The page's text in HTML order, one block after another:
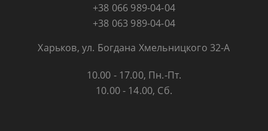
+38 066 989-04-04
+38 063 989-04-04
Харьков, ул. Богдана Хмельницкого 32-А
10.00 - 17.00, Пн.-Пт.
10.00 - 14.00, Сб.